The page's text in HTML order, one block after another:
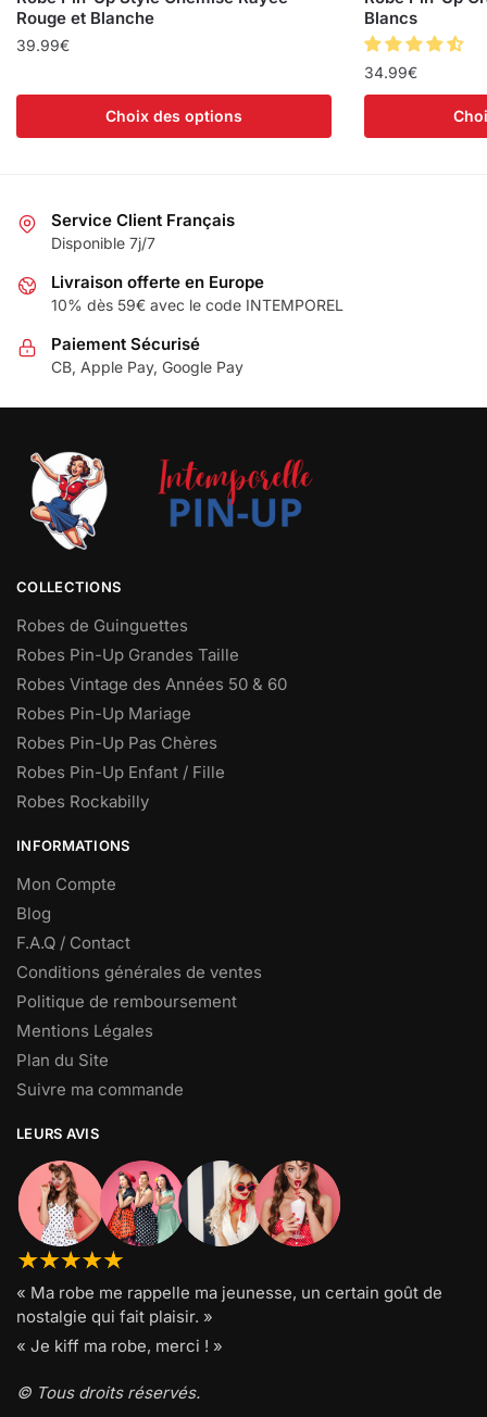
Rouge et Blanche
39.99€
Choix des options
Blancs
34.99€
Service Client Français
Disponible 7j/7
Livraison offerte en Europe
10% dès 59€ avec le code INTEMPOREL
Paiement Sécurisé
CB, Apple Pay, Google Pay
COLLECTIONS
Robes de Guinguettes
Robes Pin-Up Grandes Taille
Robes Vintage des Années 50 & 60
Robes Pin-Up Mariage
Robes Pin-Up Pas Chères
Robes Pin-Up Enfant / Fille
Robes Rockabilly
INFORMATIONS
Mon Compte
Blog
F.A.Q / Contact
Conditions générales de ventes
Politique de remboursement
Mentions Légales
Plan du Site
Suivre ma commande
LEURS AVIS
« Ma robe me rappelle ma jeunesse, un certain goût de
nostalgie qui fait plaisir. »
« Je kiff ma robe, merci ! »
© Tous droits réservés.